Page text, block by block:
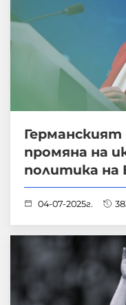
Германският
промяна на
политика на
04-07-2025г.